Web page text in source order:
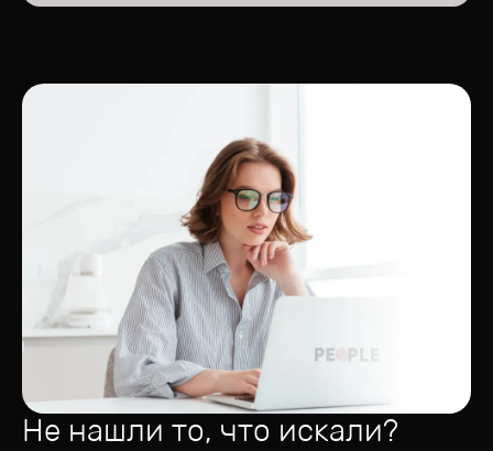
Не нашли то, что искали?